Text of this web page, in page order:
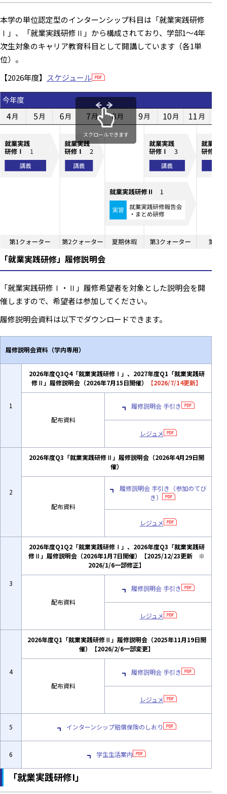
本学の単位認定型のインターンシップ科目は「就業実践研修
Ⅰ」、「就業実践研修Ⅱ」から構成されており、学部1～4年
次生対象のキャリア教育科目として開講しています（各1単
位）。
【2026年度】 スケジュール
スクロールできます
「就業実践研修」履修説明会
「就業実践研修Ⅰ・Ⅱ」履修希望者を対象とした説明会を開
催しますので、希望者は参加してください。
履修説明会資料は以下でダウンロードできます。
履修説明会資料（学内専用）
1
2026年度Q3Q4「就業実践研修Ⅰ」、2027年度Q1「就業実践研
修Ⅱ」履修説明会（2026年7月15日開催）
【2026/7/14更新】
配布資料
履修説明会 ⼿引き
レジュメ
2
2026年度Q3「就業実践研修Ⅱ」履修説明会（2026年4月29日開
催）
配布資料
履修説明会 ⼿引き（参加のてび
き）
レジュメ
3
2026年度Q1Q2「就業実践研修Ⅰ」、2026年度Q3「就業実践研
修Ⅱ」履修説明会（2026年1月7日開催）
【2025/12/23更新 ※
2026/1/6一部修正】
配布資料
履修説明会 ⼿引き
レジュメ
4
2026年度Q1「就業実践研修Ⅱ」履修説明会（2025年11月19日開
催）
【2026/2/6一部変更】
配布資料
履修説明会 ⼿引き
レジュメ
5 インターンシップ賠償保険のしおり
6 学生生活案内
「就業実践研修I」